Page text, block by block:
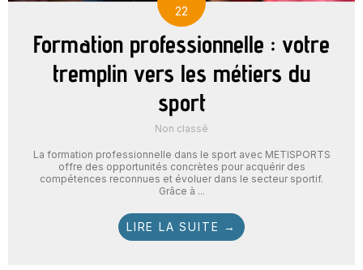
22
Formation professionnelle : votre
tremplin vers les métiers du
sport
Non classé
La formation professionnelle dans le sport avec METISPORTS
offre des opportunités concrètes pour acquérir des
compétences reconnues et évoluer dans le secteur sportif.
Grâce à ...
LIRE LA SUITE →